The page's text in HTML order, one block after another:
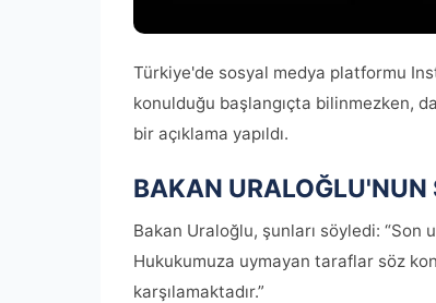
Türkiye'de sosyal medya platformu
konulduğu başlangıçta bilinmezken,
bir açıklama yapıldı.
BAKAN
Bakan Uraloğlu, şunları söyledi: “Son
Hukukumuza uymayan taraflar söz
karşılamaktadır.”